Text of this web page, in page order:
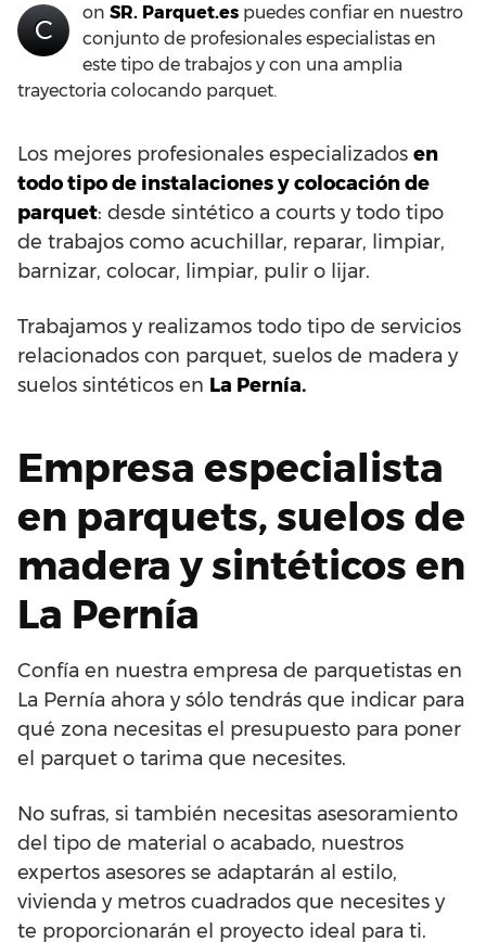
C
on SR. Parquet.es puedes confiar en nuestro
conjunto de profesionales especialistas en
este tipo de trabajos y con una amplia
trayectoria colocando parquet.
Los mejores profesionales especializados en
todo tipo de instalaciones y colocación de
parquet: desde sintético a courts y todo tipo
de trabajos como acuchillar, reparar, limpiar,
barnizar, colocar, limpiar, pulir o lijar.
Trabajamos y realizamos todo tipo de servicios
relacionados con parquet, suelos de madera y
suelos sintéticos en La Pernía.
Empresa especialista
en parquets, suelos de
madera y sintéticos en
La Pernía
Confía en nuestra empresa de parquetistas en
La Pernía ahora y sólo tendrás que indicar para
qué zona necesitas el presupuesto para poner
el parquet o tarima que necesites.
No sufras, si también necesitas asesoramiento
del tipo de material o acabado, nuestros
expertos asesores se adaptarán al estilo,
vivienda y metros cuadrados que necesites y
te proporcionarán el proyecto ideal para ti.